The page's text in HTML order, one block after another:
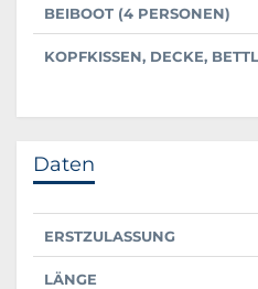
BEIBOOT (4 PERSONEN)
KOPFKISSEN, DECKE,
Daten
ERSTZULASSUNG
LÄNGE